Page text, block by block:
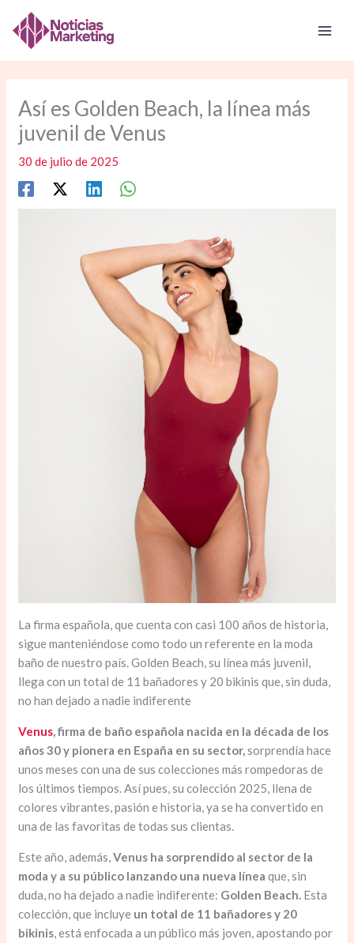
contenido
Así es Golden Beach, la línea más
juvenil de Venus
30 de julio de 2025
La firma española, que cuenta con casi 100 años de historia,
sigue manteniéndose como todo un referente en la moda
baño de nuestro país. Golden Beach, su línea más juvenil,
llega con un total de 11 bañadores y 20 bikinis que, sin duda,
no han dejado a nadie indiferente
Venus, firma de baño española nacida en la década de los
años 30 y pionera en España en su sector,sorprendía hace
unos meses con una de sus colecciones más rompedoras de
los últimos tiempos. Así pues, su colección 2025, llena de
colores vibrantes, pasión e historia, ya se ha convertido en
una de las favoritas de todas sus clientas.
Este año, además,Venus ha sorprendido al sector de la
moda y a su público lanzando una nueva línea que, sin
duda, no ha dejado a nadie indiferente: Golden Beach. Esta
colección, que incluye un total de 11 bañadores y 20
bikinis, está enfocada a un público más joven, apostando por